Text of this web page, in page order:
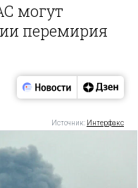
могут
перемирия
Источник: Интерфакс